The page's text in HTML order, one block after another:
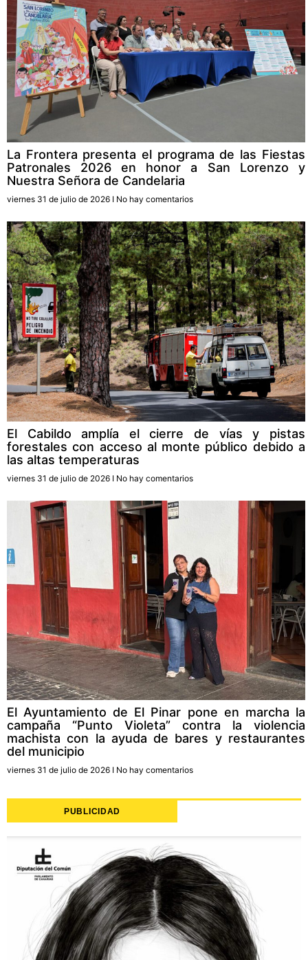
La Frontera presenta el programa de las Fiestas
Patronales 2026 en honor a San Lorenzo y
Nuestra Señora de Candelaria
viernes 31 de julio de 2026 No hay comentarios
El Cabildo amplía el cierre de vías y pistas
forestales con acceso al monte público debido a
las altas temperaturas
viernes 31 de julio de 2026 No hay comentarios
El Ayuntamiento de El Pinar pone en marcha la
campaña “Punto Violeta” contra la violencia
machista con la ayuda de bares y restaurantes
del municipio
viernes 31 de julio de 2026 No hay comentarios
PUBLICIDAD